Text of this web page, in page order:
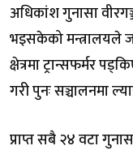
अधिकांश गुनासा
भइसकेको मन्त्रालयले
क्षेत्रमा ट्रान्सफर्मर
गरी पुनः सञ्चालनमा
प्राप्त सबै २४ वटा